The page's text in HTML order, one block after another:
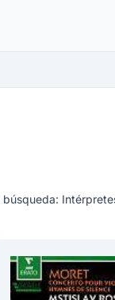
búsqueda: